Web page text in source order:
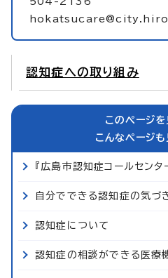
認知症への取り組み
このページ
こんなページ
『広島市認知症コールセンタ
自分でできる認知症の気づ
認知症について
認知症の相談ができる医療